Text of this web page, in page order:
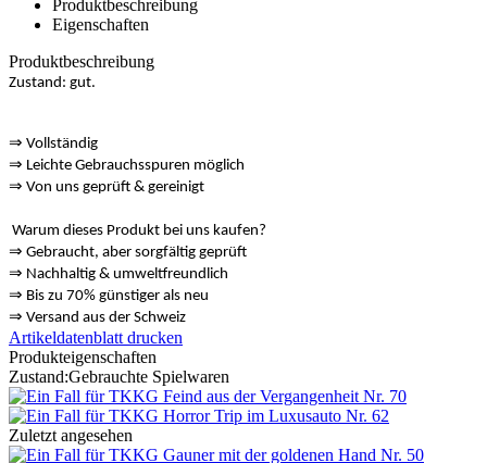
Produktbeschreibung
Eigenschaften
Produktbeschreibung
Zustand: gut.
⇒ Vollständig
⇒ ️ Leichte Gebrauchsspuren möglich
⇒ Von uns geprüft & gereinigt
Warum dieses Produkt bei uns kaufen?
⇒ ️ Gebraucht, aber sorgfältig geprüft
⇒ ️ Nachhaltig & umweltfreundlich
⇒ Bis zu 70% günstiger als neu
⇒ ️ Versand aus der Schweiz
Artikeldatenblatt drucken
Produkteigenschaften
Zustand:Gebrauchte Spielwaren
Zuletzt angesehen